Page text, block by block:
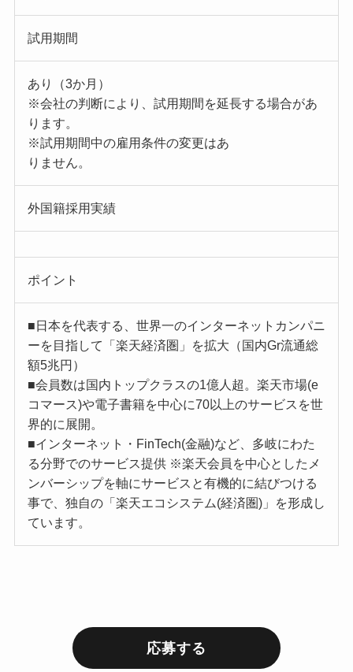
試用期間
あり（3か月）
※会社の判断により、試用期間を延長する場合があ
ります。
※試用期間中の雇用条件の変更はあ
りません。
外国籍採用実績
ポイント
■日本を代表する、世界一のインターネットカンパニ
ーを目指して「楽天経済圏」を拡大（国内Gr流通総
額5兆円）
■会員数は国内トップクラスの1億人超。楽天市場(e
コマース)や電子書籍を中心に70以上のサービスを世
界的に展開。
■インターネット・FinTech(金融)など、多岐にわた
る分野でのサービス提供 ※楽天会員を中心としたメ
ンバーシップを軸にサービスと有機的に結びつける
事で、独自の「楽天エコシステム(経済圏)」を形成し
ています。
応募する